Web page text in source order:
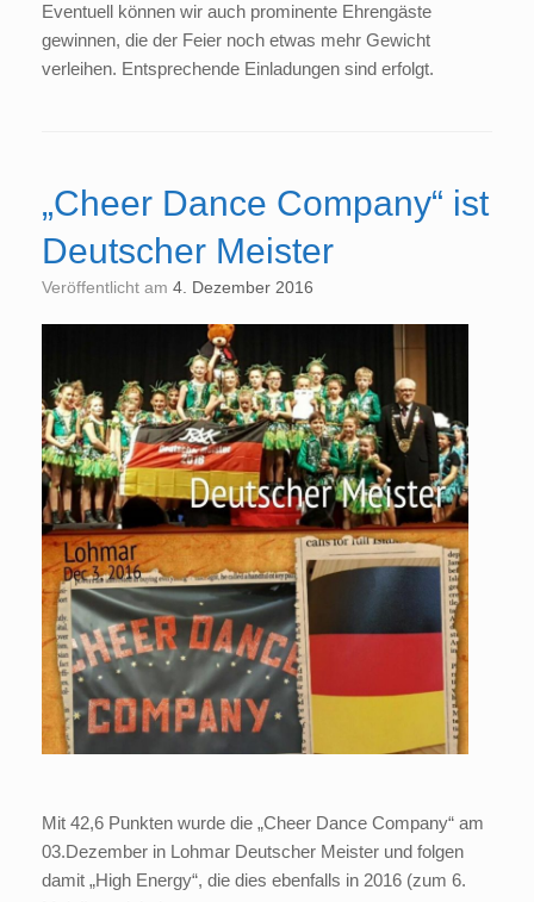
Eventuell können wir auch prominente Ehrengäste
gewinnen, die der Feier noch etwas mehr Gewicht
verleihen. Entsprechende Einladungen sind erfolgt.
„Cheer Dance Company“ ist
Deutscher Meister
Veröffentlicht am 4. Dezember 2016
Mit 42,6 Punkten wurde die „Cheer Dance Company“ am
03.Dezember in Lohmar Deutscher Meister und folgen
damit „High Energy“, die dies ebenfalls in 2016 (zum 6.